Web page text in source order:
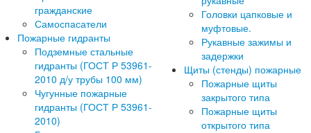
гражданские
Самоспасатели
Пожарные гидранты
Подземные стальные
гидранты (ГОСТ Р 53961-
2010 д/у трубы 100 мм)
Чугунные пожарные
гидранты (ГОСТ Р 53961-
2010)
Головки цапковые и
муфтовые.
Рукавные зажимы и
задержки
Щиты (стенды) пожарные
Пожарные щиты
закрытого типа
Пожарные щиты
открытого типа